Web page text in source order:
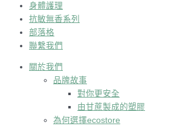
身體護理
抗敏無香系列
部落格
聯繫我們
關於我們
品牌故事
對你更安全
由甘蔗製成的塑膠
為何選擇ecostore